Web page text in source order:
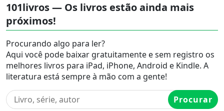
101livros — Os livros estão ainda mais
próximos!
Procurando algo para ler?
Aqui você pode baixar gratuitamente e sem registro os
melhores livros para iPad, iPhone, Android e Kindle. A
literatura está sempre à mão com a gente!
Procurar